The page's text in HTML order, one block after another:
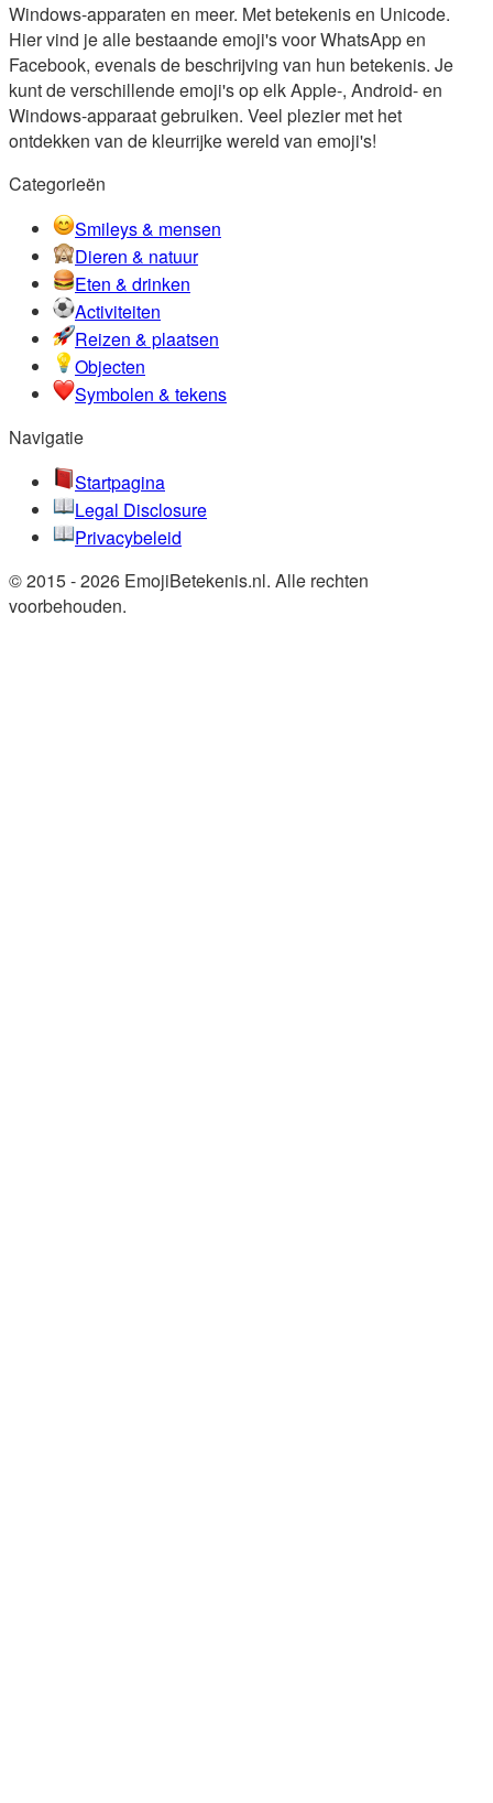
Windows-apparaten en meer. Met betekenis en Unicode.
Hier vind je alle bestaande emoji's voor WhatsApp en
Facebook, evenals de beschrijving van hun betekenis. Je
kunt de verschillende emoji's op elk Apple-, Android- en
Windows-apparaat gebruiken. Veel plezier met het
ontdekken van de kleurrijke wereld van emoji's!
Categorieën
Smileys & mensen
Dieren & natuur
Eten & drinken
Activiteiten
Reizen & plaatsen
Objecten
Symbolen & tekens
Navigatie
Startpagina
Legal Disclosure
Privacybeleid
© 2015 - 2026 EmojiBetekenis.nl. Alle rechten
voorbehouden.